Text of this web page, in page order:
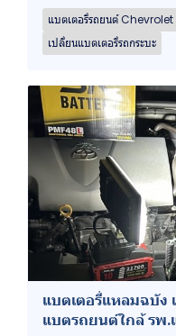
แบตเตอรี่รถยนต์ Chevrolet
เปลี่ยนแบตเตอรี่รถกระบะ
แบตเตอรี่แหลมฉบัง
แบตรถยนต์ใกล้ รพ.